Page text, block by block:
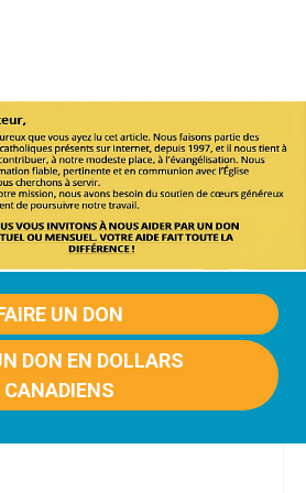
UN DON
DON EN DOLLARS
CANADIENS